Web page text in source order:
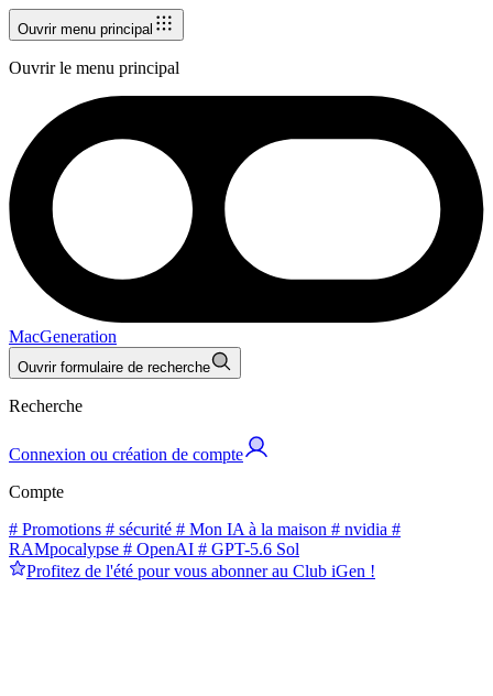
Ouvrir menu principal
Ouvrir le menu principal
MacGeneration
Ouvrir formulaire de recherche
Recherche
Connexion ou création de compte
Compte
# Promotions # sécurité # Mon IA à la maison # nvidia #
RAMpocalypse # OpenAI # GPT-5.6 Sol
Profitez de l'été pour vous abonner au Club iGen !